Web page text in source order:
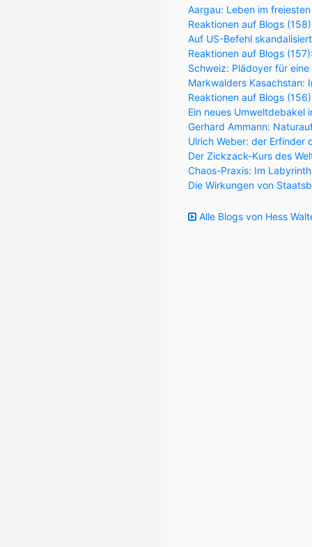
Aargau: Leben im
Reaktionen auf Blogs
Auf US-Befehl
Reaktionen auf Blogs
Schweiz: Plädoyer für
Markwalders Kasachstan:
Reaktionen auf Blogs
Ein neues Umweltdebakel
Gerhard Ammann:
Ulrich Weber: der Erfinder
Der Zickzack-Kurs des
Chaos-Praxis: Im
Die Wirkungen von
Alle Blogs von Hess